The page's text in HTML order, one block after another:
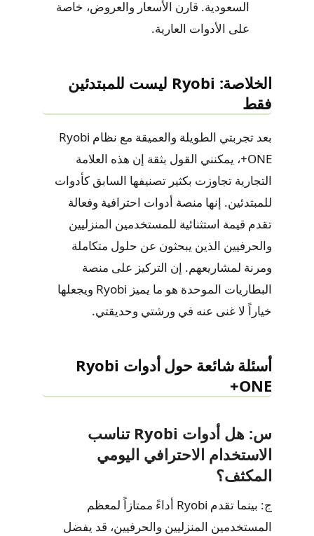
السعودية. قارن الأسعار والعروض، خاصة
على الأدوات العارية.
الخلاصة: Ryobi ليست للمبتدئين
فقط
بعد تجربتي الطويلة والعميقة مع نظام Ryobi
ONE+، يمكنني القول بثقة إن هذه العلامة
التجارية تجاوزت بكثير تصنيفها السابق كأدوات
للمبتدئين. إنها منصة أدوات احترافية وفعالة
تقدم قيمة استثنائية للمستخدمين المنزليين
والحرفيين الذين يبحثون عن حلول متكاملة
ومرنة لمشاريعهم. إن التركيز على منصة
البطاريات الموحدة هو ما يميز Ryobi ويجعلها
خياراً لا غنى عنه في ورشتي وحديقتي.
أسئلة شائعة حول أدوات Ryobi
ONE+
س: هل أدوات Ryobi تناسب
الاستخدام الاحترافي اليومي
المكثف؟
ج: بينما تقدم Ryobi أداءً ممتازاً لمعظم
المستخدمين المنزليين والحرفيين، قد يفضل